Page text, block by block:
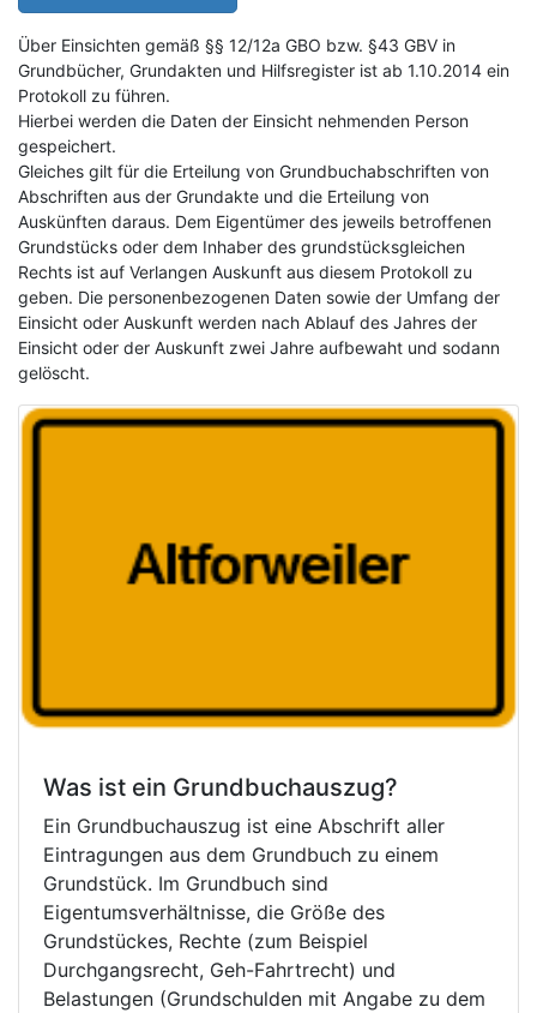
Über Einsichten gemäß §§ 12/12a GBO bzw. §43 GBV in
Grundbücher, Grundakten und Hilfsregister ist ab 1.10.2014 ein
Protokoll zu führen.
Hierbei werden die Daten der Einsicht nehmenden Person
gespeichert.
Gleiches gilt für die Erteilung von Grundbuchabschriften von
Abschriften aus der Grundakte und die Erteilung von
Auskünften daraus. Dem Eigentümer des jeweils betroffenen
Grundstücks oder dem Inhaber des grundstücksgleichen
Rechts ist auf Verlangen Auskunft aus diesem Protokoll zu
geben. Die personenbezogenen Daten sowie der Umfang der
Einsicht oder Auskunft werden nach Ablauf des Jahres der
Einsicht oder der Auskunft zwei Jahre aufbewaht und sodann
gelöscht.
Was ist ein Grundbuchauszug?
Ein Grundbuchauszug ist eine Abschrift aller
Eintragungen aus dem Grundbuch zu einem
Grundstück. Im Grundbuch sind
Eigentumsverhältnisse, die Größe des
Grundstückes, Rechte (zum Beispiel
Durchgangsrecht, Geh-Fahrtrecht) und
Belastungen (Grundschulden mit Angabe zu dem